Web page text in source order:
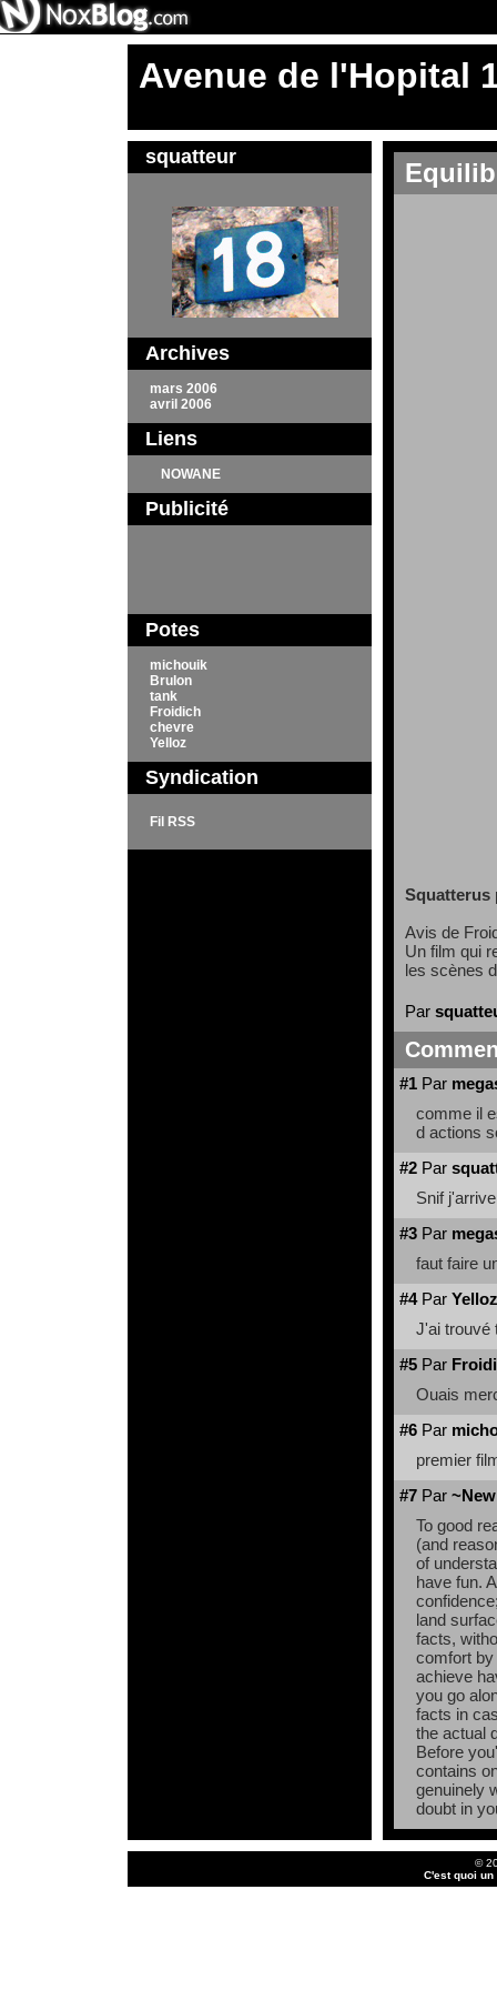
Avenue de l'Hopital
squatteur
Archives
mars 2006
avril 2006
Liens
NOWANE
Publicité
Potes
michouik
Brulon
tank
Froidich
chevre
Yelloz
Syndication
Fil RSS
Squatterus
Avis de
Un film qui
les scènes
Par
#1 Par
comme il
d actions
#2 Par
Snif
#3 Par
faut faire
#4Par Yelloz
J'ai trouvé
#5 Par
Ouais
#6 Par
premier
#7 Par
To good
(and
of
have fun.
land
facts,
comfort by
achieve
you go
facts in
the actual
Before
contains
genuinely
doubt in
©
C'est quoi un